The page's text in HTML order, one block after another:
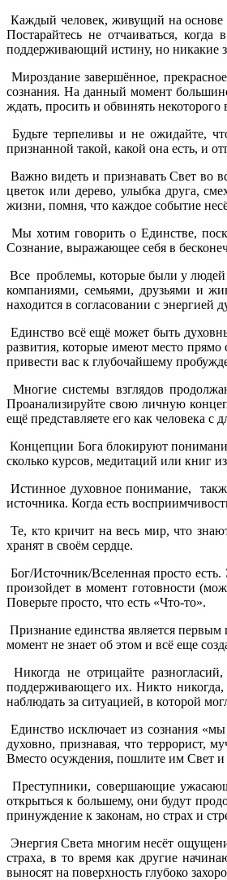
Каждый человек, живущий на основе
Постарайтесь не отчаиваться,
поддерживающий истину, но никакие
Мироздание завершённое,
сознания. На данный момент
ждать, просить и обвинять
Будьте терпеливы и не ожидайте,
признанной такой, какой она есть, и
Важно видеть и признавать Свет во
цветок или дерево, улыбка друга,
жизни, помня, что каждое событие
Мы хотим говорить о Единстве,
Сознание, выражающее себя в
Все проблемы, которые были у людей
компаниями, семьями, друзьями и
находится в согласовании с энергией
Единство всё ещё может быть
развития, которые имеют место прямо
привести вас к глубочайшему
Многие системы взглядов
Проанализируйте свою личную
ещё представляете его как человека
Концепции Бога блокируют
сколько курсов, медитаций или книг
Истинное духовное понимание,
источника. Когда есть
Те, кто кричит на весь мир, что
хранят в своём сердце.
Бог/Источник/Вселенная просто
произойдет в момент готовности
Поверьте просто, что есть «Что-то».
Признание единства является
момент не знает об этом и всё еще
Никогда не отрицайте
поддерживающего их. Никто
наблюдать за ситуацией, в которой
Единство исключает из сознания
духовно, признавая, что террорист,
Вместо осуждения, пошлите им Свет и
Преступники, совершающие
открыться к большему, они будут
принуждение к законам, но страх и
Энергия Света многим несёт
страха, в то время как другие
выносят на поверхность глубоко